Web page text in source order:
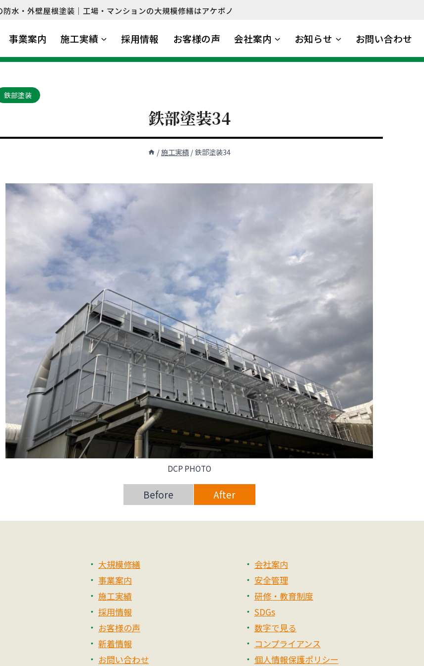
防水・外壁屋根塗装｜工場・マンションの大規模修繕はアケボノ
事業案内 施工実績 採用情報 お客様の声 会社案内 お知らせ お問い合わせ
鉄部塗装
鉄部塗装34
/施工実績/鉄部塗装34
Before After
DCP PHOTO
大規模修繕
事業案内
施工実績
採用情報
お客様の声
新着情報
お問い合わせ
会社案内
安全管理
研修・教育制度
SDGs
数字で見る
コンプライアンス
個人情報保護ポリシー